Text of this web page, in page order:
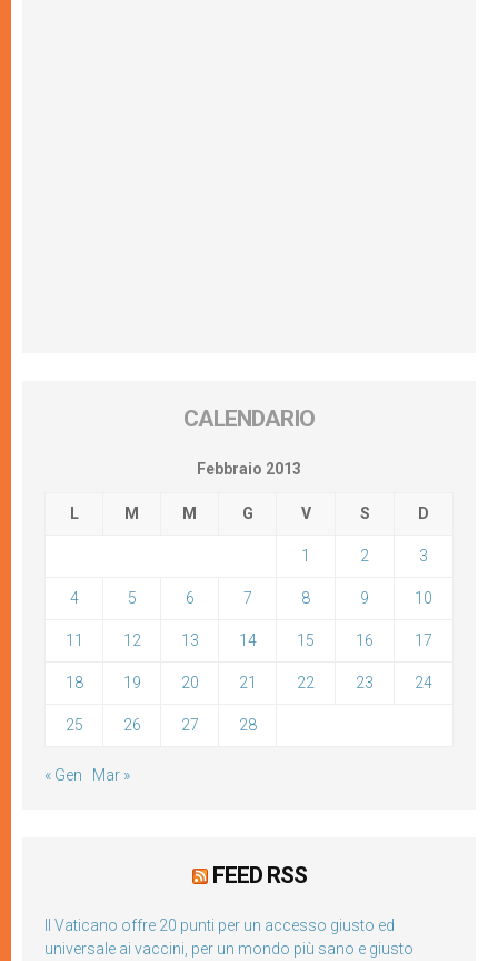
CALENDARIO
Febbraio 2013
L M M G V S D
1 2 3
4 5 6 7 8 9 10
11 12 13 14 15 16 17
18 19 20 21 22 23 24
25 26 27 28
« Gen Mar »
FEED RSS
Il Vaticano offre 20 punti per un accesso giusto ed
universale ai vaccini, per un mondo più sano e giusto